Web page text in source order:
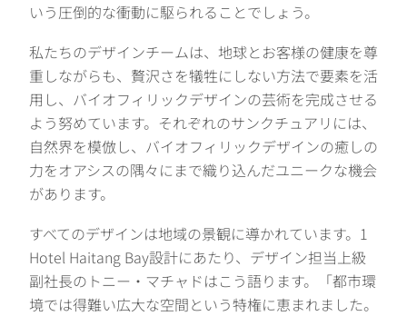
いう圧倒的な衝動に駆られることでしょう。
私たちのデザインチームは、地球とお客様の健康を尊
重しながらも、贅沢さを犠牲にしない方法で要素を活
用し、バイオフィリックデザインの芸術を完成させる
よう努めています。それぞれのサンクチュアリには、
自然界を模倣し、バイオフィリックデザインの癒しの
力をオアシスの隅々にまで織り込んだユニークな機会
があります。
すべてのデザインは地域の景観に導かれています。1
Hotel Haitang Bay設計にあたり、デザイン担当上級
副社長のトニー・マチャドはこう語ります。「都市環
境では得難い広大な空間という特権に恵まれました。